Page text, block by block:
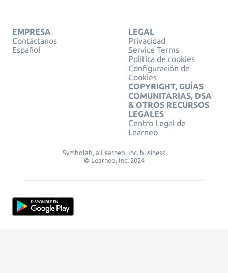
EMPRESA
Contáctanos
Español
LEGAL
Privacidad
Service Terms
Política de cookies
Configuración de
Cookies
COPYRIGHT, GUÍAS
COMUNITARIAS, DSA
& OTROS RECURSOS
LEGALES
Centro Legal de
Learneo
Symbolab, a Learneo, Inc. business
© Learneo, Inc. 2024